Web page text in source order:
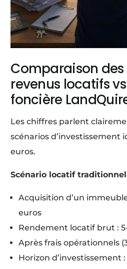
Comparaison
revenus locatifs
foncière
Les chiffres parlent
scénarios d’investissement
euros.
Scénario locatif
Acquisition d’un
euros
Rendement locatif brut :
Après frais opérationnels
Horizon d’investissement